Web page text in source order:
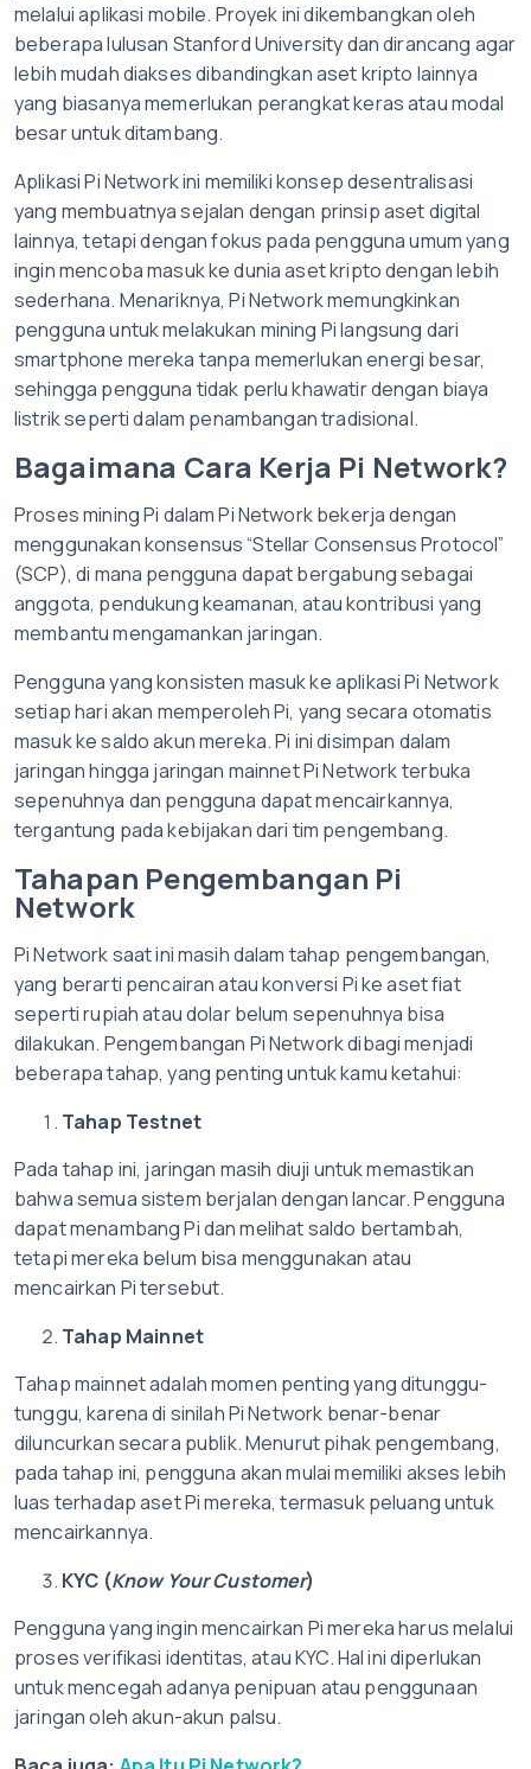
melalui aplikasi mobile. Proyek ini dikembangkan oleh
beberapa lulusan Stanford University dan dirancang agar
lebih mudah diakses dibandingkan aset kripto lainnya
yang biasanya memerlukan perangkat keras atau modal
besar untuk ditambang.
Aplikasi Pi Network ini memiliki konsep desentralisasi
yang membuatnya sejalan dengan prinsip aset digital
lainnya, tetapi dengan fokus pada pengguna umum yang
ingin mencoba masuk ke dunia aset kripto dengan lebih
sederhana. Menariknya, Pi Network memungkinkan
pengguna untuk melakukan mining Pi langsung dari
smartphone mereka tanpa memerlukan energi besar,
sehingga pengguna tidak perlu khawatir dengan biaya
listrik seperti dalam penambangan tradisional.
Bagaimana Cara Kerja Pi Network?
Proses mining Pi dalam Pi Network bekerja dengan
menggunakan konsensus “Stellar Consensus Protocol”
(SCP), di mana pengguna dapat bergabung sebagai
anggota, pendukung keamanan, atau kontribusi yang
membantu mengamankan jaringan.
Pengguna yang konsisten masuk ke aplikasi Pi Network
setiap hari akan memperoleh Pi, yang secara otomatis
masuk ke saldo akun mereka. Pi ini disimpan dalam
jaringan hingga jaringan mainnet Pi Network terbuka
sepenuhnya dan pengguna dapat mencairkannya,
tergantung pada kebijakan dari tim pengembang.
Tahapan Pengembangan Pi
Network
Pi Network saat ini masih dalam tahap pengembangan,
yang berarti pencairan atau konversi Pi ke aset fiat
seperti rupiah atau dolar belum sepenuhnya bisa
dilakukan. Pengembangan Pi Network dibagi menjadi
beberapa tahap, yang penting untuk kamu ketahui:
Tahap Testnet
Pada tahap ini, jaringan masih diuji untuk memastikan
bahwa semua sistem berjalan dengan lancar. Pengguna
dapat menambang Pi dan melihat saldo bertambah,
tetapi mereka belum bisa menggunakan atau
mencairkan Pi tersebut.
Tahap Mainnet
Tahap mainnet adalah momen penting yang ditunggu-
tunggu, karena di sinilah Pi Network benar-benar
diluncurkan secara publik. Menurut pihak pengembang,
pada tahap ini, pengguna akan mulai memiliki akses lebih
luas terhadap aset Pi mereka, termasuk peluang untuk
mencairkannya.
KYC (Know Your Customer)
Pengguna yang ingin mencairkan Pi mereka harus melalui
proses verifikasi identitas, atau KYC. Hal ini diperlukan
untuk mencegah adanya penipuan atau penggunaan
jaringan oleh akun-akun palsu.